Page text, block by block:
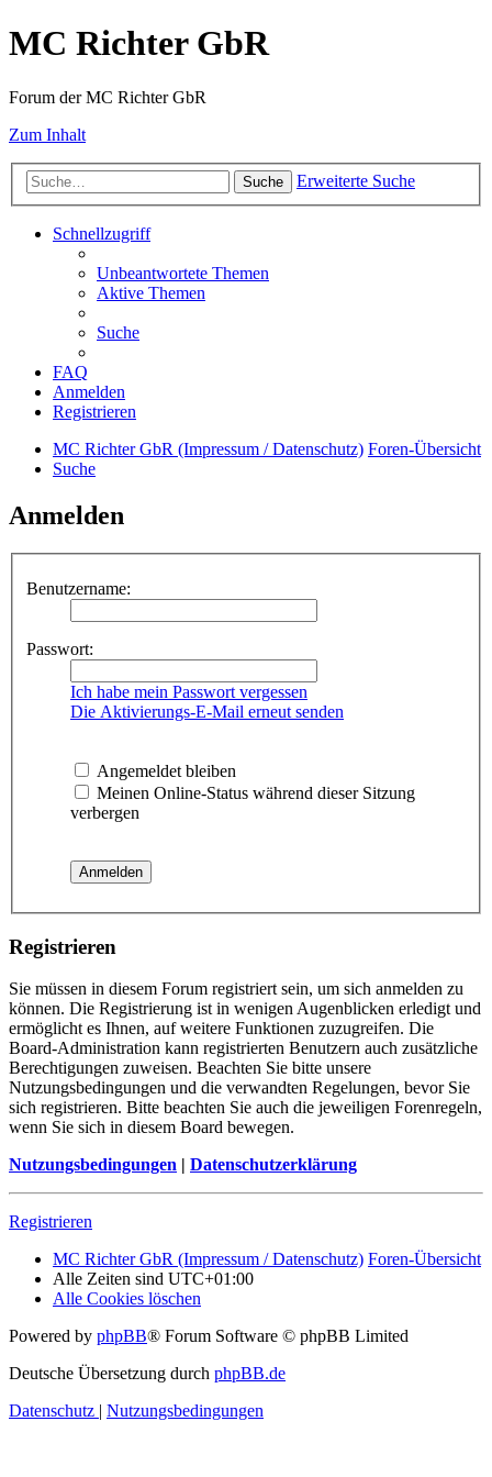
MC Richter GbR
Forum der MC Richter GbR
Zum Inhalt
Suche Erweiterte Suche
Schnellzugriff
Unbeantwortete Themen
Aktive Themen
Suche
FAQ
Anmelden
Registrieren
MC Richter GbR (Impressum / Datenschutz) Foren-Übersicht
Suche
Anmelden
Benutzername:
Passwort:
Ich habe mein Passwort vergessen
Die Aktivierungs-E-Mail erneut senden
Angemeldet bleiben
Meinen Online-Status während dieser Sitzung
verbergen
Registrieren
Sie müssen in diesem Forum registriert sein, um sich anmelden zu
können. Die Registrierung ist in wenigen Augenblicken erledigt und
ermöglicht es Ihnen, auf weitere Funktionen zuzugreifen. Die
Board-Administration kann registrierten Benutzern auch zusätzliche
Berechtigungen zuweisen. Beachten Sie bitte unsere
Nutzungsbedingungen und die verwandten Regelungen, bevor Sie
sich registrieren. Bitte beachten Sie auch die jeweiligen Forenregeln,
wenn Sie sich in diesem Board bewegen.
Nutzungsbedingungen | Datenschutzerklärung
Registrieren
MC Richter GbR (Impressum / Datenschutz) Foren-Übersicht
Alle Zeiten sind UTC+01:00
Alle Cookies löschen
Powered by phpBB® Forum Software © phpBB Limited
Deutsche Übersetzung durch phpBB.de
Datenschutz | Nutzungsbedingungen